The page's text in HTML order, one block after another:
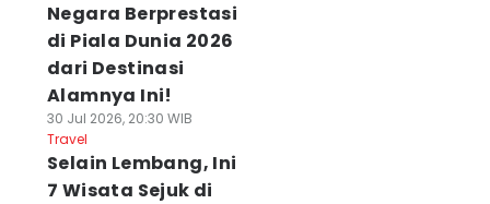
Negara Berprestasi
di Piala Dunia 2026
dari Destinasi
Alamnya Ini!
30 Jul 2026, 20:30 WIB
Travel
Selain Lembang, Ini
7 Wisata Sejuk di